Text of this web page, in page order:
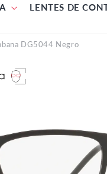
LENTES DE
DG5044 Negro